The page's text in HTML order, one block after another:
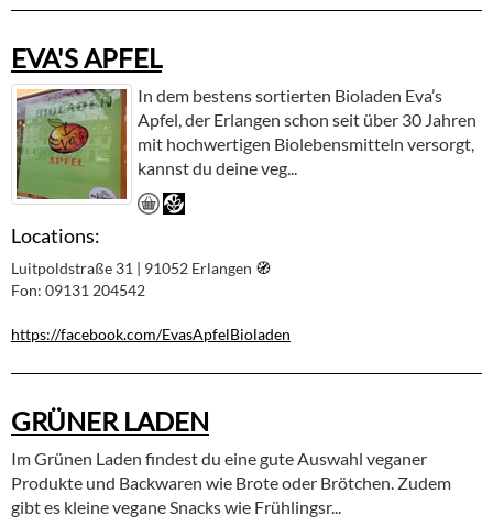
EVA'S APFEL
In dem bestens sortierten Bioladen Eva’s
Apfel, der Erlangen schon seit über 30 Jahren
mit hochwertigen Biolebensmitteln versorgt,
kannst du deine veg...
Locations:
Luitpoldstraße 31 | 91052 Erlangen 🧭︎
Fon: 09131 204542
https://facebook.com/EvasApfelBioladen
GRÜNER LADEN
Im Grünen Laden findest du eine gute Auswahl veganer
Produkte und Backwaren wie Brote oder Brötchen. Zudem
gibt es kleine vegane Snacks wie Frühlingsr...